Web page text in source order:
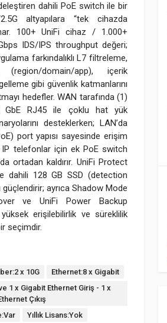
dahili PoE switch ile bir
altyapılara “tek cihazda
100+ UniFi cihaz / 1.000+
IDS/IPS throughput değeri;
farkındalıklı L7 filtreleme,
domain/app), içerik
gibi güvenlik katmanlarını
hedefler. WAN tarafında (1)
RJ45 ile çoklu hat yük
desteklerken; LAN’da
port yapısı sayesinde erişim
IP telefonlar için ek PoE switch
ortadan kaldırır. UniFi Protect
dahili 128 GB SSD (detection
güçlendirir; ayrıca Shadow Mode
ve UniFi Power Backup
erişilebilirlik ve süreklilik
seçimdir.
x 10G
Ethernet:8 x Gigabit
1 x Gigabit Ethernet Giriş - 1 x
Çıkış
Yıllık Lisans:Yok